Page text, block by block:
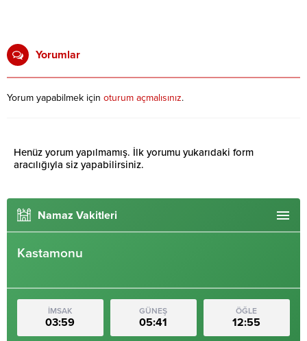
Yorumlar
Yorum yapabilmek için oturum açmalısınız.
Henüz yorum yapılmamış. İlk yorumu yukarıdaki form
aracılığıyla siz yapabilirsiniz.
Namaz Vakitleri
Kastamonu
İMSAK
03:59
GÜNEŞ
05:41
ÖĞLE
12:55